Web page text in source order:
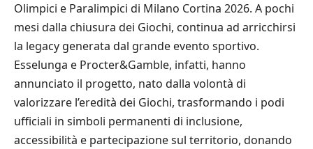
Olimpici e Paralimpici di Milano Cortina 2026. A pochi
mesi dalla chiusura dei Giochi, continua ad arricchirsi
la legacy generata dal grande evento sportivo.
Esselunga e Procter&Gamble, infatti, hanno
annunciato il progetto, nato dalla volontà di
valorizzare l’eredità dei Giochi, trasformando i podi
ufficiali in simboli permanenti di inclusione,
accessibilità e partecipazione sul territorio, donando